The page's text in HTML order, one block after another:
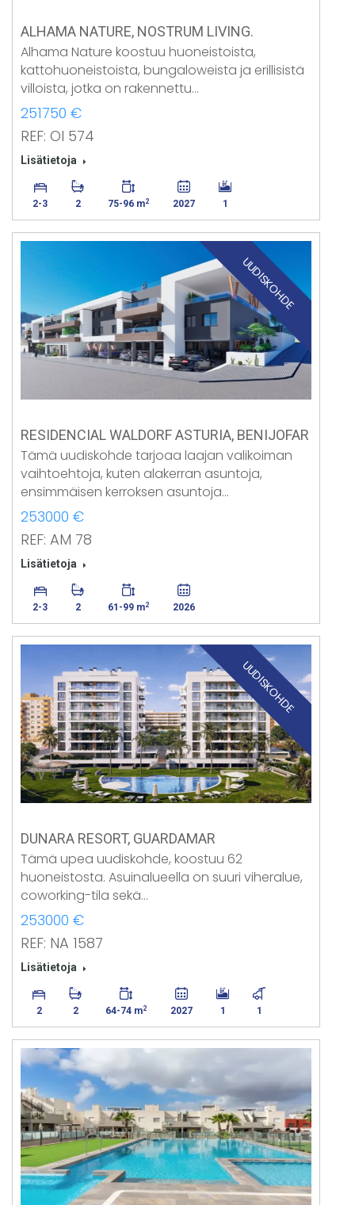
ALHAMA NATURE, NOSTRUM LIVING.
Alhama Nature koostuu huoneistoista,
kattohuoneistoista, bungaloweista ja erillisistä
villoista, jotka on rakennettu…
251750 €
REF: OI 574
Lisätietoja
2-3 2 75-96 m2 2027 1
UUDISKOHDE
RESIDENCIAL WALDORF ASTURIA, BENIJOFAR
Tämä uudiskohde tarjoaa laajan valikoiman
vaihtoehtoja, kuten alakerran asuntoja,
ensimmäisen kerroksen asuntoja…
253000 €
REF: AM 78
Lisätietoja
2-3 2 61-99 m2 2026
UUDISKOHDE
DUNARA RESORT, GUARDAMAR
Tämä upea uudiskohde, koostuu 62
huoneistosta. Asuinalueella on suuri viheralue,
coworking-tila sekä…
253000 €
REF: NA 1587
Lisätietoja
2 2 64-74 m2 2027 1 1